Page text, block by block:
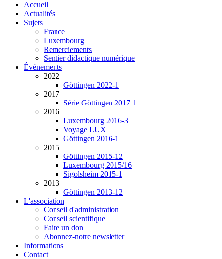
Accueil
Actualités
Sujets
France
Luxembourg
Remerciements
Sentier didactique numérique
Événements
2022
Göttingen 2022-1
2017
Série Göttingen 2017-1
2016
Luxembourg 2016-3
Voyage LUX
Göttingen 2016-1
2015
Göttingen 2015-12
Luxembourg 2015/16
Sigolsheim 2015-1
2013
Göttingen 2013-12
L'association
Conseil d'administration
Conseil scientifique
Faire un don
Abonnez-notre newsletter
Informations
Contact